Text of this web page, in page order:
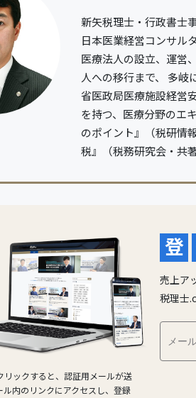
新矢税理士・行政書士
日本医業経営コンサル
医療法人の設立、運営
人への移行まで、 多岐
省医政局医療施設経営
を持つ、医療分野のエ
のポイント』（税研情
税』（税務研究会・共
リックすると、認証用メールが送
ル内のリンクにアクセスし、登録
登
売上ア
税理士